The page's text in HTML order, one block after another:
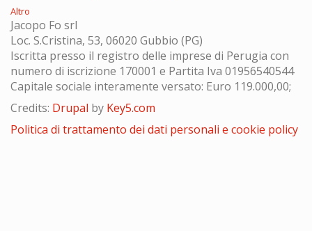
Altro
Jacopo Fo srl
Loc. S.Cristina, 53, 06020 Gubbio (PG)
Iscritta presso il registro delle imprese di Perugia con
numero di iscrizione 170001 e Partita Iva 01956540544
Capitale sociale interamente versato: Euro 119.000,00;
Credits: Drupal by Key5.com
Politica di trattamento dei dati personali e cookie policy